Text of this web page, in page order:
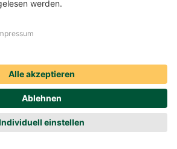
eine Nachfolgerin oder einen Nachfolger
Rechtsanwältinnen und Rechtsanwälte,
1996.
Welche
Krankenversicherungs-App der